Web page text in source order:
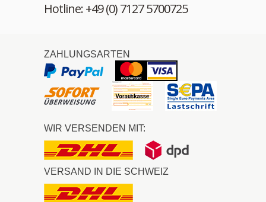
Hotline: +49 (0) 7127 5700725
ZAHLUNGSARTEN
WIR VERSENDEN MIT:
VERSAND IN DIE SCHWEIZ